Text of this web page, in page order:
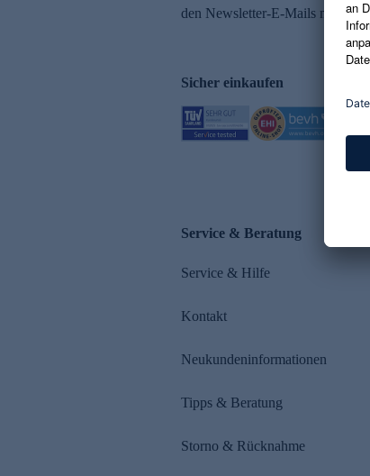
den Newsletter-E-Mails möglich.
Sicher einkaufen
Service & Beratung
Service & Hilfe
Kontakt
Neukundeninformationen
Tipps & Beratung
Storno & Rücknahme